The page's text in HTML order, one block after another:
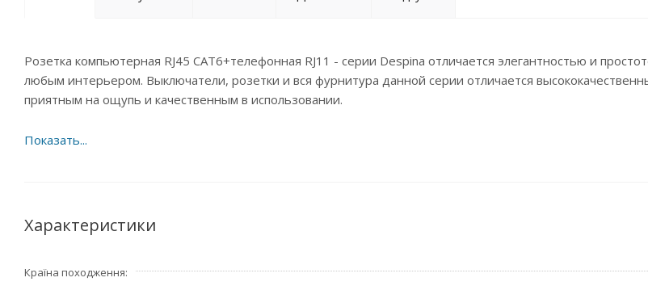
Розетка компьютерная RJ45 CAT6+телефонная RJ11 - серии Despina отличается элегантностью и
любым интерьером. Выключатели, розетки и вся фурнитура данной серии отличается
приятным на ощупь и качественным в использовании.
Характеристики
Країна походження